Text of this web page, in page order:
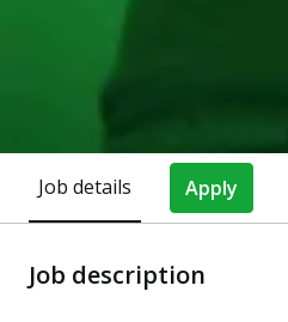
Job details Apply
Job description